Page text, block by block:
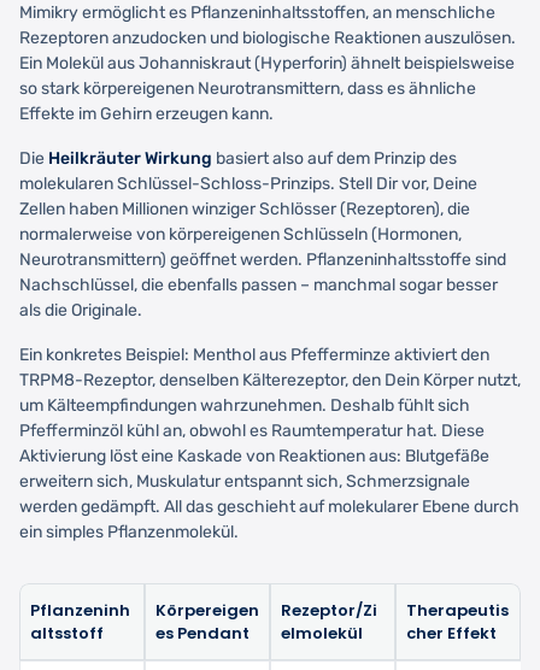
Mimikry ermöglicht es Pflanzeninhaltsstoffen, an menschliche
Rezeptoren anzudocken und biologische Reaktionen auszulösen.
Ein Molekül aus Johanniskraut (Hyperforin) ähnelt beispielsweise
so stark körpereigenen Neurotransmittern, dass es ähnliche
Effekte im Gehirn erzeugen kann.
Die Heilkräuter Wirkung basiert also auf dem Prinzip des
molekularen Schlüssel-Schloss-Prinzips. Stell Dir vor, Deine
Zellen haben Millionen winziger Schlösser (Rezeptoren), die
normalerweise von körpereigenen Schlüsseln (Hormonen,
Neurotransmittern) geöffnet werden. Pflanzeninhaltsstoffe sind
Nachschlüssel, die ebenfalls passen – manchmal sogar besser
als die Originale.
Ein konkretes Beispiel: Menthol aus Pfefferminze aktiviert den
TRPM8-Rezeptor, denselben Kälterezeptor, den Dein Körper nutzt,
um Kälteempfindungen wahrzunehmen. Deshalb fühlt sich
Pfefferminzöl kühl an, obwohl es Raumtemperatur hat. Diese
Aktivierung löst eine Kaskade von Reaktionen aus: Blutgefäße
erweitern sich, Muskulatur entspannt sich, Schmerzsignale
werden gedämpft. All das geschieht auf molekularer Ebene durch
ein simples Pflanzenmolekül.
Pflanzeninh
altsstoff
Körpereigen
es Pendant
Rezeptor/Zi
elmolekül
Therapeutis
cher Effekt